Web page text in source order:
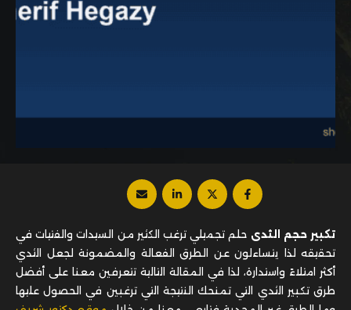
تكبير حجم الثدى حلم تجميلي ترغب الكثير من السيدات والفتيات في
تحقيقه لذا يتساءلون عن الطرق الفعالة والمضمونة لجعل الثدي
أكثر امتلاءً واستدارة، لذا في المقالة التالية تتعرفين معنا على أفضل
طرق تكبير الثدي التي تمنحك النتيجة التي ترغبين في الحصول عليها